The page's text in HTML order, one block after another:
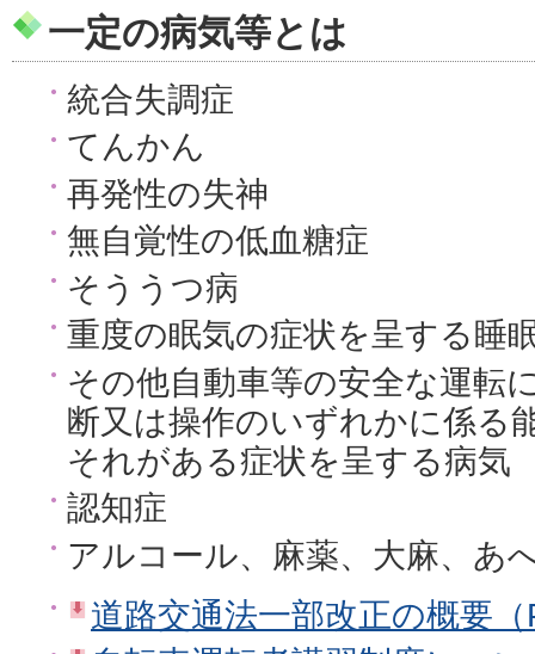
一定の病気等とは
統合失調症
てんかん
再発性の失神
無自覚性の低血糖症
そううつ病
重度の眠気の症状を呈する睡
その他自動車等の安全な運転
断又は操作のいずれかに係る
それがある症状を呈する病気
認知症
アルコール、麻薬、大麻、あ
道路交通法一部改正の概要